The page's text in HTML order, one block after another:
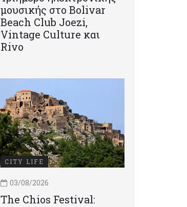
μουσικής στο Bolivar
Beach Club Joezi,
Vintage Culture και
Rivo
CITY LIFE
03/08/2026
Τhe Chios Festival: